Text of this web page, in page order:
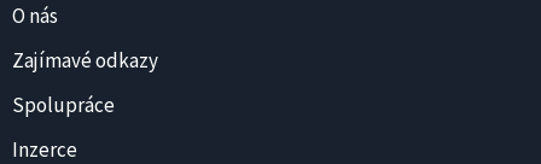
O nás
Zajímavé odkazy
Spolupráce
Inzerce